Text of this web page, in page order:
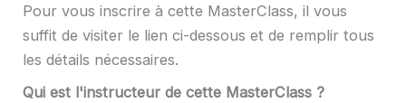
Pour vous inscrire à cette MasterClass, il vous
suffit de visiter le lien ci-dessous et de remplir tous
les détails nécessaires.
Qui est l'instructeur de cette MasterClass ?